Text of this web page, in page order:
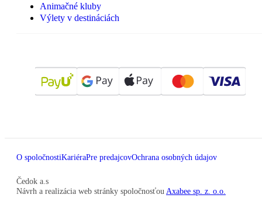
Animačné kluby
Výlety v destináciách
O spoločnostiKariéraPre predajcovOchrana osobných údajov
Čedok a.s
Návrh a realizácia web stránky spoločnosťou Axabee sp. z. o.o.